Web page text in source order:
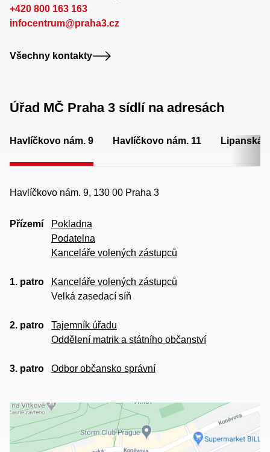
+420 800 163 163
infocentrum@praha3.cz
Všechny kontakty
Úřad MČ Praha 3 sídlí na adresách
Havlíčkovo nám. 9 Havlíčkovo nám. 11 Lipanská 7
Havlíčkovo nám. 9, 130 00 Praha 3
Přízemí
Pokladna
Podatelna
Kanceláře volených zástupců
1. patro
Kanceláře volených zástupců
Velká zasedací síň
2. patro
Tajemník úřadu
Oddělení matrik a státního občanství
3. patro Odbor občansko správní